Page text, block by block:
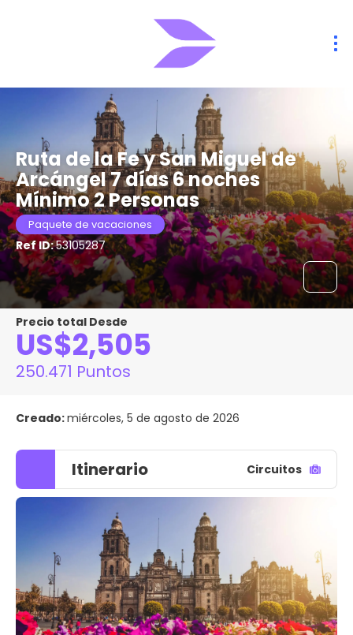
Ruta de la Fe y San Miguel de
Arcángel 7 días 6 noches
Mínimo 2 Personas
Paquete de vacaciones
Ref ID:53105287
Precio total Desde
US$2,505
250.471 Puntos
Creado:miércoles, 5 de agosto de 2026
Itinerario Circuitos